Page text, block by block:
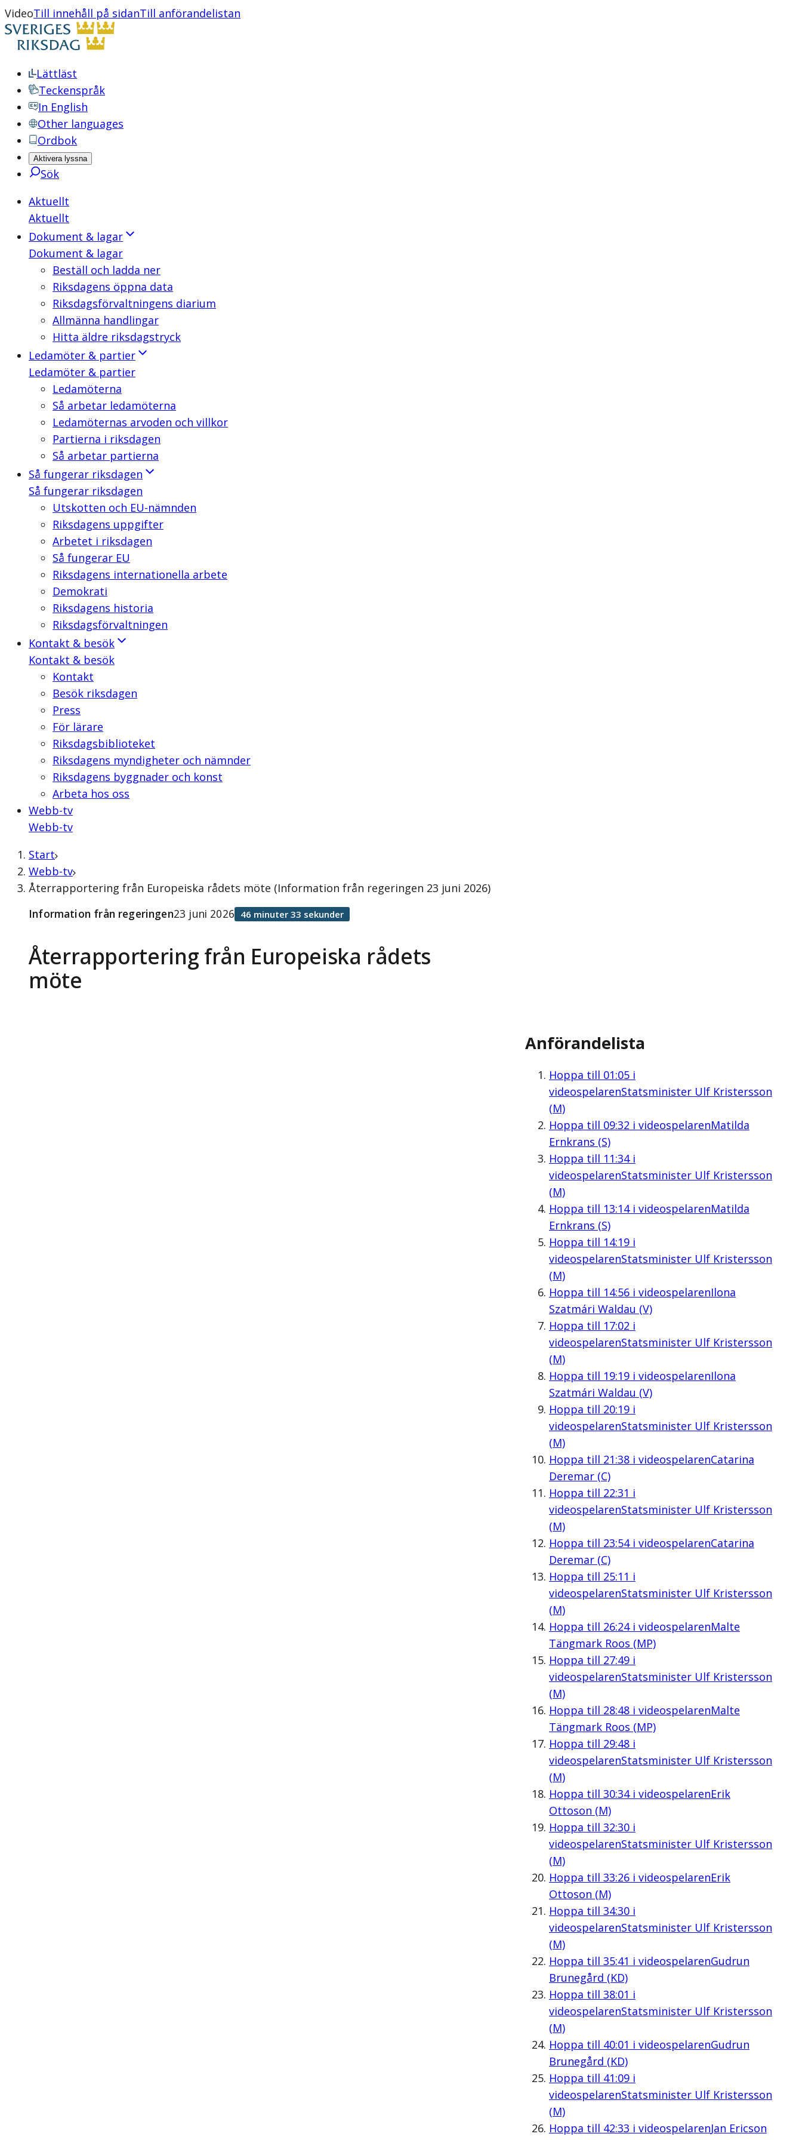
VideoTill innehåll på sidanTill anförandelistan
Lättläst
Teckenspråk
In English
Other languages
Ordbok
Aktivera lyssna
Sök
Aktuellt
Aktuellt
Dokument & lagar
Dokument & lagar
Beställ och ladda ner
Riksdagens öppna data
Riksdagsförvaltningens diarium
Allmänna handlingar
Hitta äldre riksdagstryck
Ledamöter & partier
Ledamöter & partier
Ledamöterna
Så arbetar ledamöterna
Ledamöternas arvoden och villkor
Partierna i riksdagen
Så arbetar partierna
Så fungerar riksdagen
Så fungerar riksdagen
Utskotten och EU-nämnden
Riksdagens uppgifter
Arbetet i riksdagen
Så fungerar EU
Riksdagens internationella arbete
Demokrati
Riksdagens historia
Riksdagsförvaltningen
Kontakt & besök
Kontakt & besök
Kontakt
Besök riksdagen
Press
För lärare
Riksdagsbiblioteket
Riksdagens myndigheter och nämnder
Riksdagens byggnader och konst
Arbeta hos oss
Webb-tv
Webb-tv
Start
Webb-tv
Återrapportering från Europeiska rådets möte (Information från regeringen 23 juni 2026)
Återrapportering från Europeiska rådets
möte
Information från regeringen23 juni 2026 46 minuter 33 sekunder
Anförandelista
Hoppa till 01:05i
videospelarenStatsminister Ulf Kristersson
(M)
Hoppa till 09:32 i videospelarenMatilda
Ernkrans (S)
Hoppa till 11:34i
videospelarenStatsminister Ulf Kristersson
(M)
Hoppa till 13:14i videospelarenMatilda
Ernkrans (S)
Hoppa till 14:19i
videospelarenStatsminister Ulf Kristersson
(M)
Hoppa till 14:56i videospelarenIlona
Szatmári Waldau (V)
Hoppa till 17:02 i
videospelarenStatsminister Ulf Kristersson
(M)
Hoppa till 19:19i videospelarenIlona
Szatmári Waldau (V)
Hoppa till 20:19i
videospelarenStatsminister Ulf Kristersson
(M)
Hoppa till 21:38i videospelarenCatarina
Deremar (C)
Hoppa till 22:31 i
videospelarenStatsminister Ulf Kristersson
(M)
Hoppa till 23:54i videospelarenCatarina
Deremar (C)
Hoppa till 25:11 i
videospelarenStatsminister Ulf Kristersson
(M)
Hoppa till 26:24i videospelarenMalte
Tängmark Roos (MP)
Hoppa till 27:49i
videospelarenStatsminister Ulf Kristersson
(M)
Hoppa till 28:48i videospelarenMalte
Tängmark Roos (MP)
Hoppa till 29:48i
videospelarenStatsminister Ulf Kristersson
(M)
Hoppa till 30:34i videospelarenErik
Ottoson (M)
Hoppa till 32:30i
videospelarenStatsminister Ulf Kristersson
(M)
Hoppa till 33:26i videospelarenErik
Ottoson (M)
Hoppa till 34:30i
videospelarenStatsminister Ulf Kristersson
(M)
Hoppa till 35:41 i videospelarenGudrun
Brunegård (KD)
Hoppa till 38:01 i
videospelarenStatsminister Ulf Kristersson
(M)
Hoppa till 40:01 i videospelarenGudrun
Brunegård (KD)
Hoppa till 41:09i
videospelarenStatsminister Ulf Kristersson
(M)
Hoppa till 42:33 i videospelarenJan Ericson